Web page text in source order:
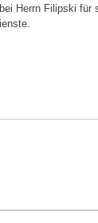
Herrn Filipski für